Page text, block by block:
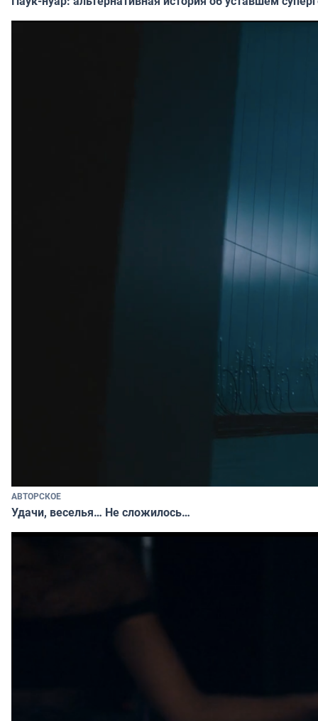
АВТОРСКОЕ
Удачи, веселья… Не сложилось…